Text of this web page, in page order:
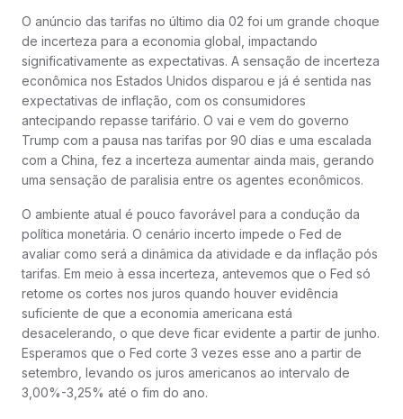
O anúncio das tarifas no último dia 02 foi um grande choque
de incerteza para a economia global, impactando
significativamente as expectativas. A sensação de incerteza
econômica nos Estados Unidos disparou e já é sentida nas
expectativas de inflação, com os consumidores
antecipando repasse tarifário. O vai e vem do governo
Trump com a pausa nas tarifas por 90 dias e uma escalada
com a China, fez a incerteza aumentar ainda mais, gerando
uma sensação de paralisia entre os agentes econômicos.
O ambiente atual é pouco favorável para a condução da
política monetária. O cenário incerto impede o Fed de
avaliar como será a dinâmica da atividade e da inflação pós
tarifas. Em meio à essa incerteza, antevemos que o Fed só
retome os cortes nos juros quando houver evidência
suficiente de que a economia americana está
desacelerando, o que deve ficar evidente a partir de junho.
Esperamos que o Fed corte 3 vezes esse ano a partir de
setembro, levando os juros americanos ao intervalo de
3,00%-3,25% até o fim do ano.